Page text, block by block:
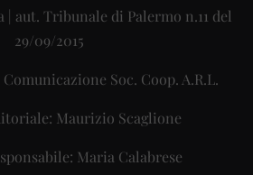
aut. Tribunale di Palermo n.11 del
29/09/2015
Soc. Coop. A.R.L.
Maurizio Scaglione
Maria Calabrese